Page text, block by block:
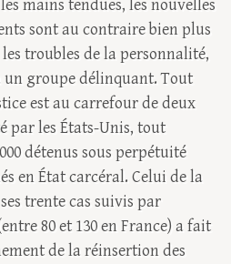
mains tendues, les nouvelles
sont au contraire bien plus
troubles de la personnalité,
groupe délinquant. Tout
est au carrefour de deux
par les États-Unis, tout
détenus sous perpétuité
en État carcéral. Celui de la
trente cas suivis par
80 et 130 en France) a fait
de la réinsertion des